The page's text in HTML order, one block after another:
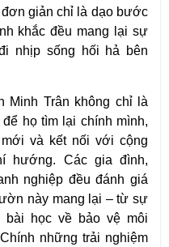
giản chỉ là dạo bước
khắc đều mang lại sự
nhịp sống hối hả bên
Minh Trân không chỉ là
họ tìm lại chính mình,
và kết nối với cộng
hướng. Các gia đình,
nghiệp đều đánh giá
này mang lại – từ sự
bài học về bảo vệ môi
những trải nghiệm